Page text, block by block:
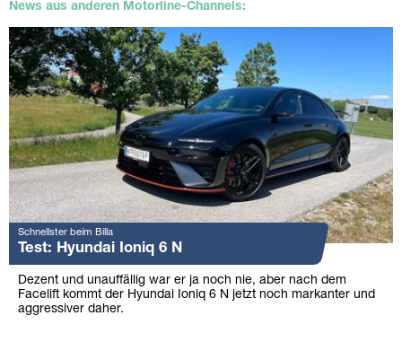
News aus anderen Motorline-Channels:
Schnellster beim Billa
Test: Hyundai Ioniq 6 N
Dezent und unauffällig war er ja noch nie, aber nach dem
Facelift kommt der Hyundai Ioniq 6 N jetzt noch markanter und
aggressiver daher.